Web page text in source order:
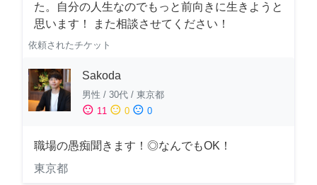
た。自分の人生なのでもっと前向きに生きようと
思います！ また相談させてください！
依頼されたチケット
Sakoda
男性 / 30代 / 東京都
sentiment_satisfied 11 sentiment_neutral 0 sentiment_dissatisfied 0
職場の愚痴聞きます！◎なんでもOK！
東京都